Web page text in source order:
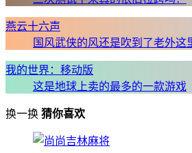
燕云十六声
国风武侠的风还是吹到了老外这
我的世界：移动版
这是地球上卖的最多的一款游戏
换一换 猜你喜欢